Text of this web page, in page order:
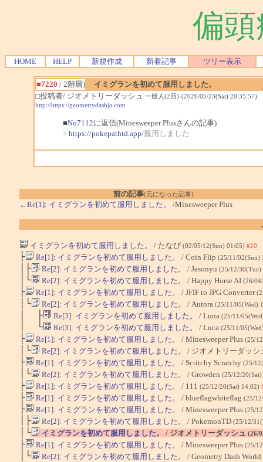
偏
HOME HELP 新規作成 新着記事 ツリー表示
■7220 / 2階層)
イミグランを初めて服用しました。
□投稿者/ ジオメトリーダッシュ 一般人(2回)-(2026/05/23(Sat) 20:35:57)
http://https://geometrydashja.com
■No7112に返信(Minesweeper Plusさんの記事)
> https://pokepathtd.app/服用しました
前の記事(元になった記事)
←Re[1]: イミグランを初めて服用しました。 /Minesweeper Plus
イミグランを初めて服用しました。 / たなぴ(02/05/12(Sun) 01:05) #20
├ Re[1]: イミグランを初めて服用しました。 / Coin Flip (25/11/02(Sun)
│├ Re[2]: イミグランを初めて服用しました。 / Jasonyu (25/12/
│└ Re[2]: イミグランを初めて服用しました。 / Happy Horse AI (26/
├ Re[1]: イミグランを初めて服用しました。 / JFIF to JPG Converter
│└ Re[2]: イミグランを初めて服用しました。 / Aurora (25/11/05(Wed)
│ ├ Re[3]: イミグランを初めて服用しました。 / Luna (25/11/
│ └ Re[3]: イミグランを初めて服用しました。 / Luca (25/11/
├ Re[1]: イミグランを初めて服用しました。 / Minesweeper Plus (25/
│└ Re[2]: イミグランを初めて服用しました。 / ジオメトリーダッシ
├ Re[1]: イミグランを初めて服用しました。 / Scritchy Scratchy (25/
│└ Re[2]: イミグランを初めて服用しました。 / Growden (25/12/
├ Re[1]: イミグランを初めて服用しました。 / 111 (25/12/20(Sat) 14:02)
├ Re[1]: イミグランを初めて服用しました。 / blueflagwhiteflag (25/
├ Re[1]: イミグランを初めて服用しました。 / Minesweeper Plus (25/
│├ Re[2]: イミグランを初めて服用しました。 / PokemonTD (25/12/
│└ イミグランを初めて服用しました。 / ジオメトリーダッシュ (26/
├ Re[1]: イミグランを初めて服用しました。 / Minesweeper Plus (25/
│└ Re[2]: イミグランを初めて服用しました。 / Geometry Dash World